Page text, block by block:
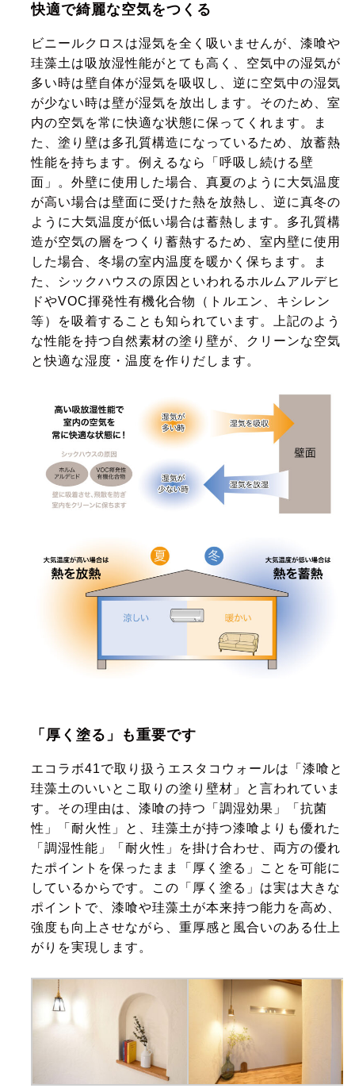
快適で綺麗な空気をつくる
ビニールクロスは湿気を全く吸いませんが、漆喰や
珪藻土は吸放湿性能がとても高く、空気中の湿気が
多い時は壁自体が湿気を吸収し、逆に空気中の湿気
が少ない時は壁が湿気を放出します。そのため、室
内の空気を常に快適な状態に保ってくれます。ま
た、塗り壁は多孔質構造になっているため、放蓄熱
性能を持ちます。例えるなら「呼吸し続ける壁
面」。外壁に使用した場合、真夏のように大気温度
が高い場合は壁面に受けた熱を放熱し、逆に真冬の
ように大気温度が低い場合は蓄熱します。多孔質構
造が空気の層をつくり蓄熱するため、室内壁に使用
した場合、冬場の室内温度を暖かく保ちます。ま
た、シックハウスの原因といわれるホルムアルデヒ
ドやVOC揮発性有機化合物（トルエン、キシレン
等）を吸着することも知られています。上記のよう
な性能を持つ自然素材の塗り壁が、クリーンな空気
と快適な湿度・温度を作りだします。
「厚く塗る」も重要です
エコラボ41で取り扱うエスタコウォールは「漆喰と
珪藻土のいいとこ取りの塗り壁材」と言われていま
す。その理由は、漆喰の持つ「調湿効果」「抗菌
性」「耐火性」と、珪藻土が持つ漆喰よりも優れた
「調湿性能」「耐火性」を掛け合わせ、両方の優れ
たポイントを保ったまま「厚く塗る」ことを可能に
しているからです。この「厚く塗る」は実は大きな
ポイントで、漆喰や珪藻土が本来持つ能力を高め、
強度も向上させながら、重厚感と風合いのある仕上
がりを実現します。